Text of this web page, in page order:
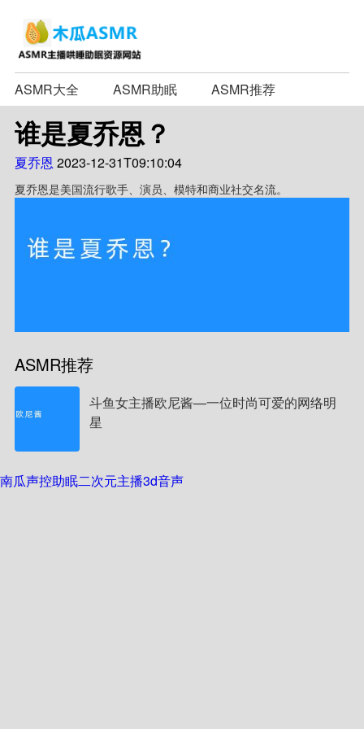
ASMR大全 ASMR助眠 ASMR推荐
谁是夏乔恩？
夏乔恩 2023-12-31T09:10:04
夏乔恩是美国流行歌手、演员、模特和商业社交名流。
ASMR推荐
斗鱼女主播欧尼酱—一位时尚可爱的网络明
星
南瓜声控助眠二次元主播3d音声